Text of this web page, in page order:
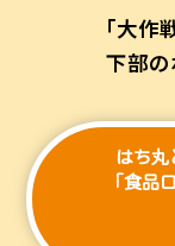
「大作
下部の
はち丸
「食品